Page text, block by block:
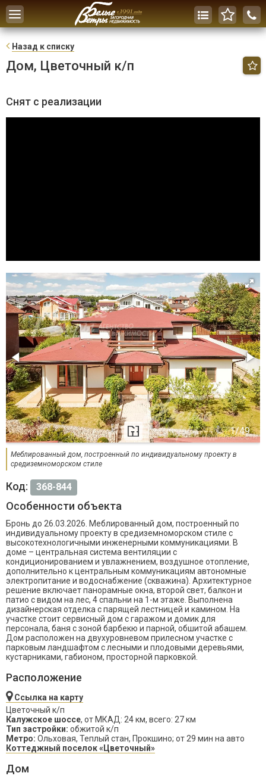
Toggle
navigation
Назад к списку
Дом, Цветочный к/п
Снят с реализации
Меблированный дом, построенный по индивидуальному проекту в
средиземноморском стиле
Код: 368-844
Особенности объекта
Бронь до 26.03.2026. Меблированный дом, построенный по
индивидуальному проекту в средиземноморском стиле с
высокотехнологичными инженерными коммуникациями. В
доме – центральная система вентиляции с
кондиционированием и увлажнением, воздушное отопление,
дополнительно к центральным коммуникациям автономные
электропитание и водоснабжение (скважина). Архитектурное
решение включает панорамные окна, второй свет, балкон и
патио с видом на лес, 4 спальни на 1-м этаже. Выполнена
дизайнерская отделка с парящей лестницей и камином. На
участке стоит сервисный дом с гаражом и домик для
персонала, баня с зоной барбекю и парной, обшитой абашем.
Дом расположен на двухуровневом прилесном участке с
парковым ландшафтом с лесными и плодовыми деревьями,
кустарниками, габионом, просторной парковкой.
Расположение
Ссылка на карту
Цветочный к/п
Калужское шоссе, от МКАД: 24 км, всего: 27 км
Тип застройки: обжитой к/п
Метро: Ольховая, Теплый стан, Прокшино; от 29 мин на авто
Коттеджный поселок «Цветочный»
Дом